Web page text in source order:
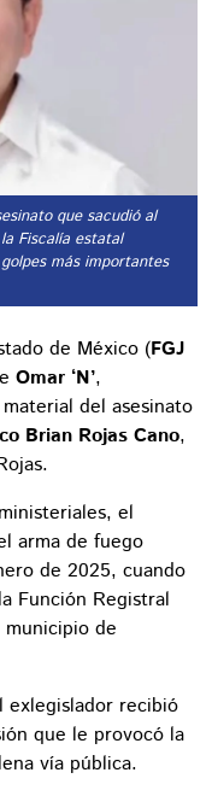
que sacudió al
Fiscalía estatal
más importantes
de México (FGJ
Omar ‘N’,
del asesinato
Brian Rojas Cano,
el
arma de fuego
de 2025, cuando
Función Registral
de
exlegislador recibió
que le provocó la
vía pública.